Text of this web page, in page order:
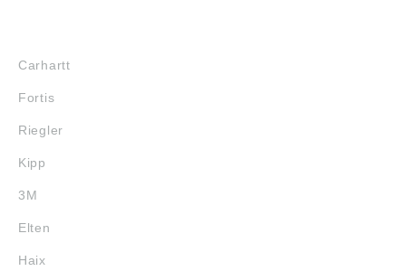
Carhartt
Fortis
Riegler
Kipp
3M
Elten
Haix